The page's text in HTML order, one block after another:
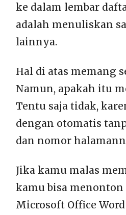
ke dalam lembar
adalah menuliskan
lainnya.
Hal di atas memang
Namun, apakah itu
Tentu saja tidak,
dengan otomatis
dan nomor
Jika kamu malas
kamu bisa
Microsoft Office